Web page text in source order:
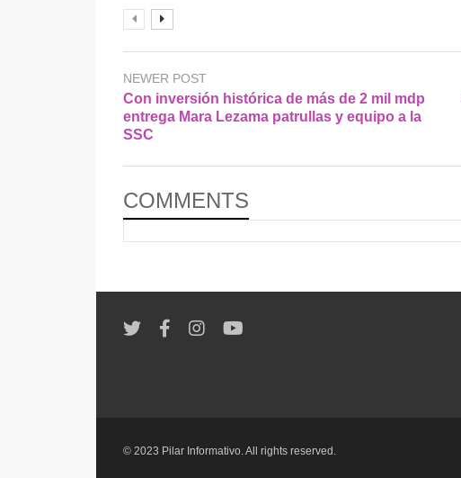
NEWER POST
Con inversión histórica de más de 2 mil mdp
entrega Mara Lezama patrullas y equipo a la
SSC
COMMENTS
© 2023 Pilar Informativo. All rights reserved.